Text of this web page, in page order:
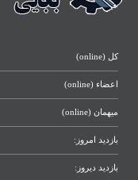
کل (online)
اعضاء (online)
میهمان (online)
بازدید امروز:
بازدید دیروز: